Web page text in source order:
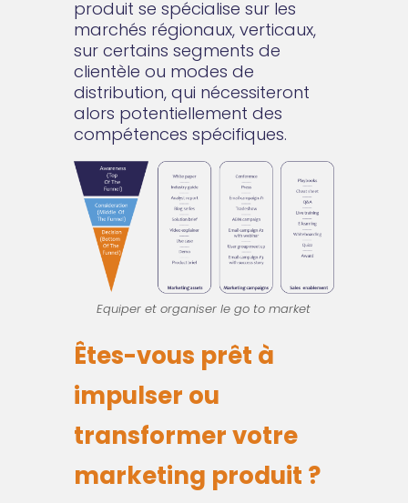
produit se spécialise sur les
marchés régionaux, verticaux,
sur certains segments de
clientèle ou modes de
distribution, qui nécessiteront
alors potentiellement des
compétences spécifiques.
Equiper et organiser le go to market
Êtes-vous prêt à
impulser ou
transformer votre
marketing produit ?